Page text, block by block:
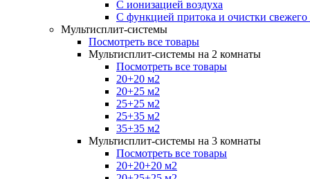
С ионизацией воздуха
С функцией притока и очистки свежего
Мультисплит-системы
Посмотреть все товары
Мультисплит-системы на 2 комнаты
Посмотреть все товары
20+20 м2
20+25 м2
25+25 м2
25+35 м2
35+35 м2
Мультисплит-системы на 3 комнаты
Посмотреть все товары
20+20+20 м2